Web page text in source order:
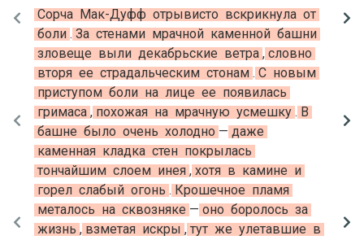
Сорча Мак-Дуфф отрывисто вскрикнула от
боли . За стенами мрачной каменной башни
зловеще выли декабрьские ветра , словно
вторя ее страдальческим стонам . С новым
приступом боли на лице ее появилась
гримаса , похожая на мрачную усмешку . В
башне было очень холодно — даже
каменная кладка стен покрылась
тончайшим слоем инея , хотя в камине и
горел слабый огонь . Крошечное пламя
металось на сквозняке — оно боролось за
жизнь , взметая искры , тут же улетавшие в